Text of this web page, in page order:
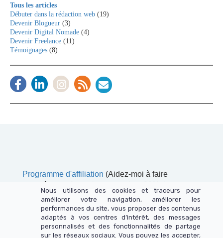
Tous les articles
Débuter dans la rédaction web (19)
Devenir Blogueur (3)
Devenir Digital Nomade (4)
Devenir Freelance (11)
Témoignages (8)
Programme d'affiliation (Aidez-moi à faire
connaître ma formation et touchez 20% de
commissions sur chaque vente)
Nous utilisons des cookies et traceurs pour
améliorer votre navigation, améliorer les
performances du site, vous proposer des contenus
adaptés à vos centres d’intérêt, des messages
personnalisés et des fonctionnalités de partage
sur les réseaux sociaux. Vous pouvez les accepter,